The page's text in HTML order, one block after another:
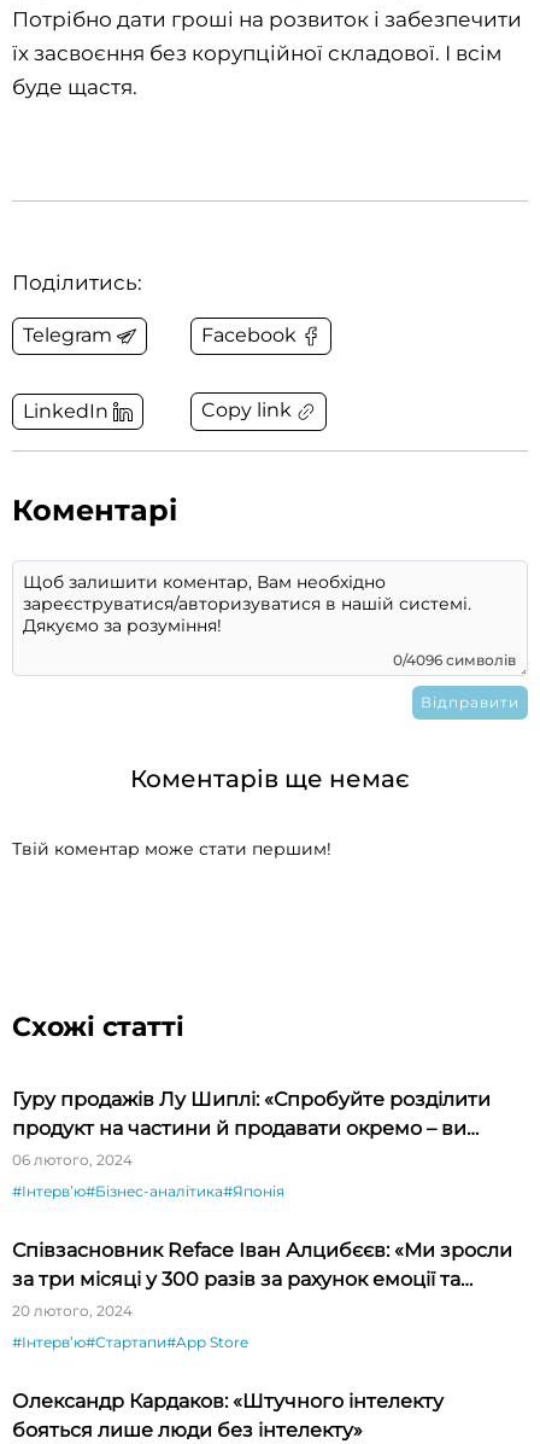
Потрібно дати гроші на розвиток і забезпечити
їх засвоєння без корупційної складової. І всім
буде щастя.
Поділитись:
Telegram Facebook
LinkedIn Copy link
Коментарі
0/4096 символів
Коментарів ще немає
Твій коментар може стати першим!
Схожі статті
Гуру продажів Лу Шиплі: «Спробуйте розділити
продукт на частини й продавати окремо – ви
будете вражені»
06 лютого, 2024
#Інтервʼю#Бізнес-аналітика#Японія
Співзасновник Reface Іван Алцибєєв: «Ми зросли
за три місяці у 300 разів за рахунок емоції та
новизни»
20 лютого, 2024
#Інтервʼю#Стартапи#App Store
Олександр Кардаков: «Штучного інтелекту
бояться лише люди без інтелекту»